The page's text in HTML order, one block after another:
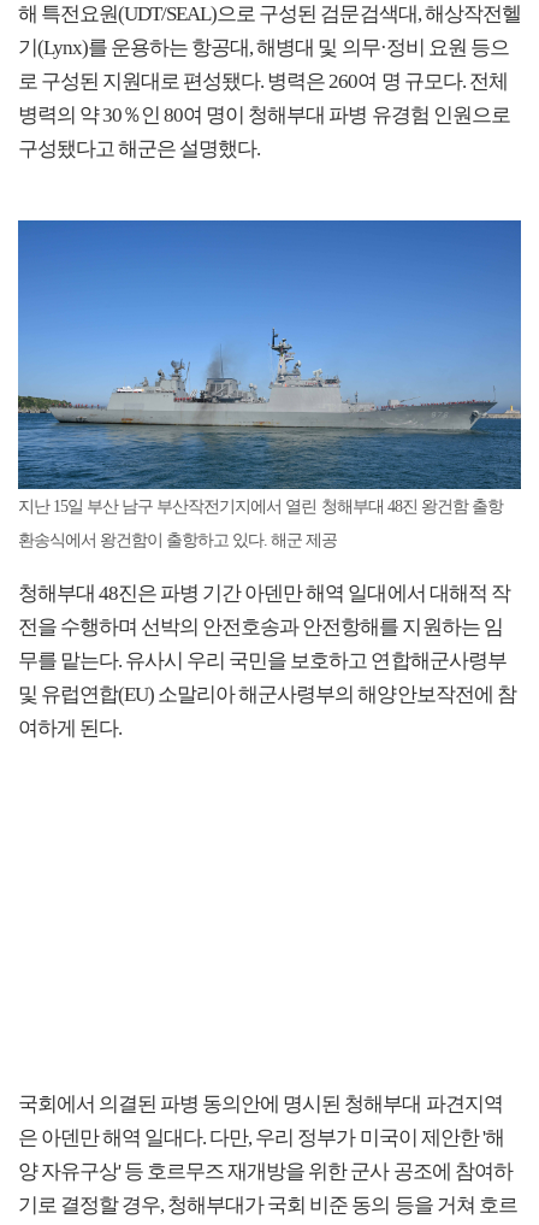
해 특전요원(UDT/SEAL)으로 구성된 검문검색대, 해상작전헬
기(Lynx)를 운용하는 항공대, 해병대 및 의무·정비 요원 등으
로 구성된 지원대로 편성됐다. 병력은 260여 명 규모다. 전체
병력의 약 30％인 80여 명이 청해부대 파병 유경험 인원으로
구성됐다고 해군은 설명했다.
지난 15일 부산 남구 부산작전기지에서 열린 청해부대 48진 왕건함 출항
환송식에서 왕건함이 출항하고 있다. 해군 제공
청해부대 48진은 파병 기간 아덴만 해역 일대에서 대해적 작
전을 수행하며 선박의 안전호송과 안전항해를 지원하는 임
무를 맡는다. 유사시 우리 국민을 보호하고 연합해군사령부
및 유럽연합(EU) 소말리아 해군사령부의 해양안보작전에 참
여하게 된다.
국회에서 의결된 파병 동의안에 명시된 청해부대 파견지역
은 아덴만 해역 일대다. 다만, 우리 정부가 미국이 제안한 '해
양 자유구상' 등 호르무즈 재개방을 위한 군사 공조에 참여하
기로 결정할 경우, 청해부대가 국회 비준 동의 등을 거쳐 호르